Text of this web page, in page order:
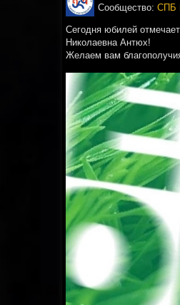
Сообщество: СПБ
Сегодня юбилей
Николаевна Антюх!
Желаем вам